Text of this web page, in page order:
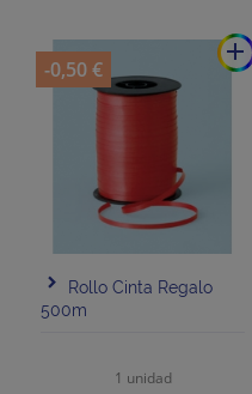
add
Rollo Cinta Regalo
500m
1 unidad
-0,50 €